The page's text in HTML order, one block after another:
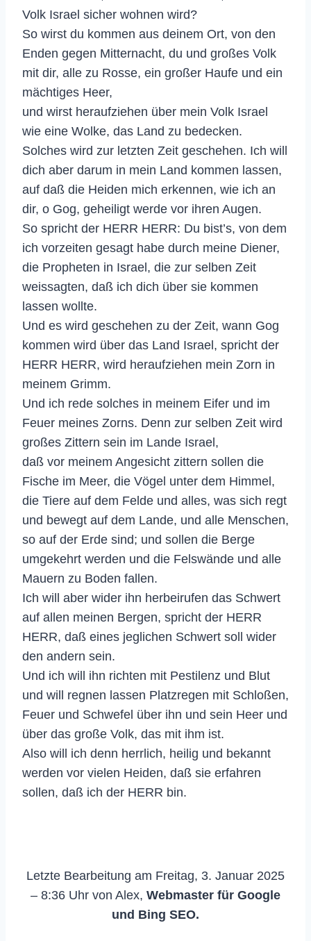
Volk Israel sicher wohnen wird?
So wirst du kommen aus deinem Ort, von den
Enden gegen Mitternacht, du und großes Volk
mit dir, alle zu Rosse, ein großer Haufe und ein
mächtiges Heer,
und wirst heraufziehen über mein Volk Israel
wie eine Wolke, das Land zu bedecken.
Solches wird zur letzten Zeit geschehen. Ich will
dich aber darum in mein Land kommen lassen,
auf daß die Heiden mich erkennen, wie ich an
dir, o Gog, geheiligt werde vor ihren Augen.
So spricht der HERR HERR: Du bist’s, von dem
ich vorzeiten gesagt habe durch meine Diener,
die Propheten in Israel, die zur selben Zeit
weissagten, daß ich dich über sie kommen
lassen wollte.
Und es wird geschehen zu der Zeit, wann Gog
kommen wird über das Land Israel, spricht der
HERR HERR, wird heraufziehen mein Zorn in
meinem Grimm.
Und ich rede solches in meinem Eifer und im
Feuer meines Zorns. Denn zur selben Zeit wird
großes Zittern sein im Lande Israel,
daß vor meinem Angesicht zittern sollen die
Fische im Meer, die Vögel unter dem Himmel,
die Tiere auf dem Felde und alles, was sich regt
und bewegt auf dem Lande, und alle Menschen,
so auf der Erde sind; und sollen die Berge
umgekehrt werden und die Felswände und alle
Mauern zu Boden fallen.
Ich will aber wider ihn herbeirufen das Schwert
auf allen meinen Bergen, spricht der HERR
HERR, daß eines jeglichen Schwert soll wider
den andern sein.
Und ich will ihn richten mit Pestilenz und Blut
und will regnen lassen Platzregen mit Schloßen,
Feuer und Schwefel über ihn und sein Heer und
über das große Volk, das mit ihm ist.
Also will ich denn herrlich, heilig und bekannt
werden vor vielen Heiden, daß sie erfahren
sollen, daß ich der HERR bin.
Letzte Bearbeitung am Freitag, 3. Januar 2025
– 8:36 Uhr von Alex, Webmaster für Google
und Bing SEO.